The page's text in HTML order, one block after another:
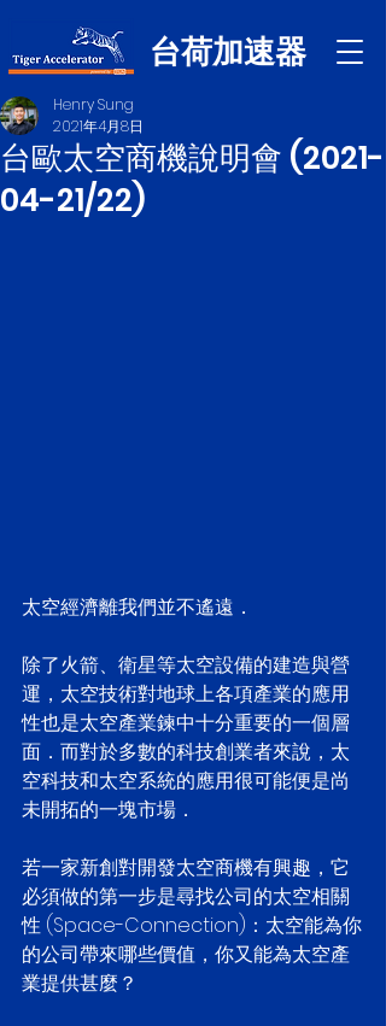
台荷加速器
台歐太空商機說明會 (2021-
04-21/22)
Henry Sung
2021年4月8日
太空經濟離我們並不遙遠．
除了火箭、衛星等太空設備的建造與營
運，太空技術對地球上各項產業的應用
性也是太空產業鍊中十分重要的一個層
面．而對於多數的科技創業者來說，太
空科技和太空系統的應用很可能便是尚
未開拓的一塊市場．
若一家新創對開發太空商機有興趣，它
必須做的第一步是尋找公司的太空相關
性 (Space-Connection)：太空能為你
的公司帶來哪些價值，你又能為太空產
業提供甚麼？